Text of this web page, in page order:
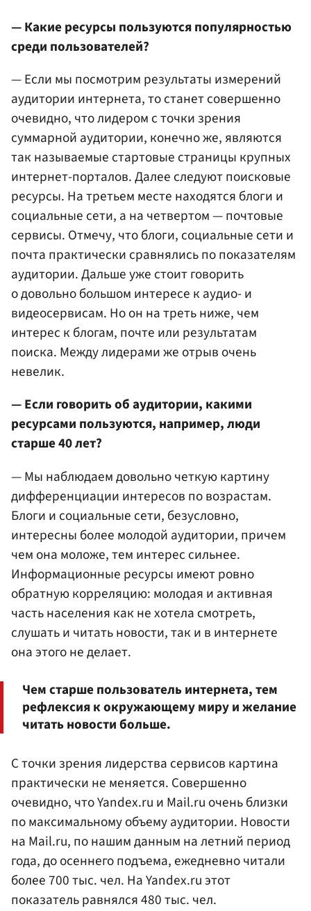
— Какие ресурсы пользуются популярностью
среди пользователей?
— Если мы посмотрим результаты измерений
аудитории интернета, то станет совершенно
очевидно, что лидером с точки зрения
суммарной аудитории, конечно же, являются
так называемые стартовые страницы крупных
интернет-порталов. Далее следуют поисковые
ресурсы. На третьем месте находятся блоги и
социальные сети, а на четвертом — почтовые
сервисы. Отмечу, что блоги, социальные сети и
почта практически сравнялись по показателям
аудитории. Дальше уже стоит говорить
о довольно большом интересе к аудио- и
видеосервисам. Но он на треть ниже, чем
интерес к блогам, почте или результатам
поиска. Между лидерами же отрыв очень
невелик.
— Если говорить об аудитории, какими
ресурсами пользуются, например, люди
старше 40 лет?
— Мы наблюдаем довольно четкую картину
дифференциации интересов по возрастам.
Блоги и социальные сети, безусловно,
интересны более молодой аудитории, причем
чем она моложе, тем интерес сильнее.
Информационные ресурсы имеют ровно
обратную корреляцию: молодая и активная
часть населения как не хотела смотреть,
слушать и читать новости, так и в интернете
она этого не делает.
Чем старше пользователь интернета, тем
рефлексия к окружающему миру и желание
читать новости больше.
С точки зрения лидерства сервисов картина
практически не меняется. Совершенно
очевидно, что Yandex.ru и Mail.ru очень близки
по максимальному объему аудитории. Новости
на Mail.ru, по нашим данным на летний период
года, до осеннего подъема, ежедневно читали
более 700 тыс. чел. На Yandex.ru этот
показатель равнялся 480 тыс. чел.